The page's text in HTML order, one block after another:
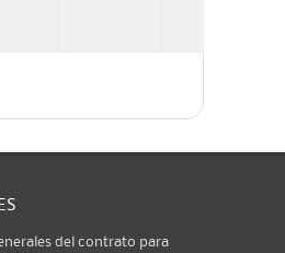
del contrato para